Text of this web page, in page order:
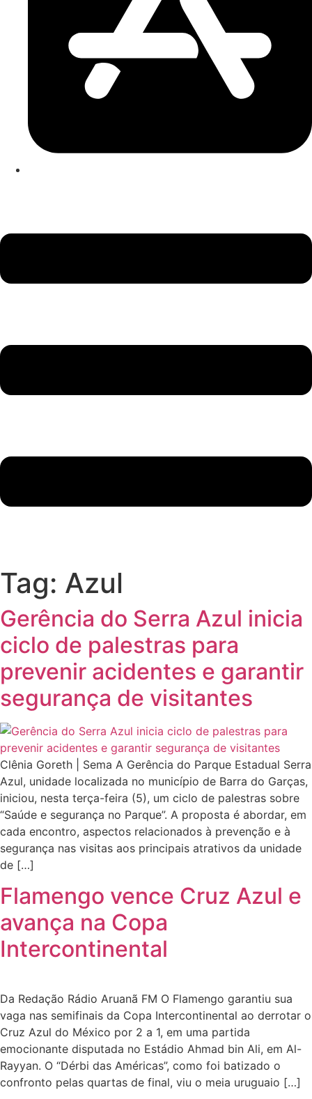
Tag: Azul
Gerência do Serra Azul inicia
ciclo de palestras para
prevenir acidentes e garantir
segurança de visitantes
Clênia Goreth | Sema A Gerência do Parque Estadual Serra
Azul, unidade localizada no município de Barra do Garças,
iniciou, nesta terça-feira (5), um ciclo de palestras sobre
“Saúde e segurança no Parque”. A proposta é abordar, em
cada encontro, aspectos relacionados à prevenção e à
segurança nas visitas aos principais atrativos da unidade
de […]
Flamengo vence Cruz Azul e
avança na Copa
Intercontinental
Da Redação Rádio Aruanã FM O Flamengo garantiu sua
vaga nas semifinais da Copa Intercontinental ao derrotar o
Cruz Azul do México por 2 a 1, em uma partida
emocionante disputada no Estádio Ahmad bin Ali, em Al-
Rayyan. O “Dérbi das Américas”, como foi batizado o
confronto pelas quartas de final, viu o meia uruguaio […]